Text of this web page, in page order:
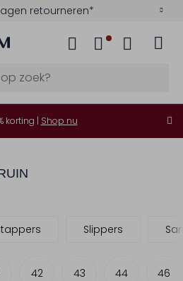
retourneren*
korting | Shop nu
Slippers
42 43 44 46